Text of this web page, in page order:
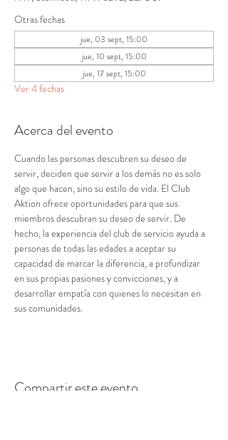
Otras fechas
jue, 03 sept, 15:00
jue, 10 sept, 15:00
jue, 17 sept, 15:00
Ver 4 fechas
Acerca del evento
Cuando las personas descubren su deseo de
servir, deciden que servir a los demás no es solo
algo que hacen, sino su estilo de vida. El Club
Aktion ofrece oportunidades para que sus
miembros descubran su deseo de servir. De
hecho, la experiencia del club de servicio ayuda a
personas de todas las edades a aceptar su
capacidad de marcar la diferencia, a profundizar
en sus propias pasiones y convicciones, y a
desarrollar empatía con quienes lo necesitan en
sus comunidades.
Compartir este evento